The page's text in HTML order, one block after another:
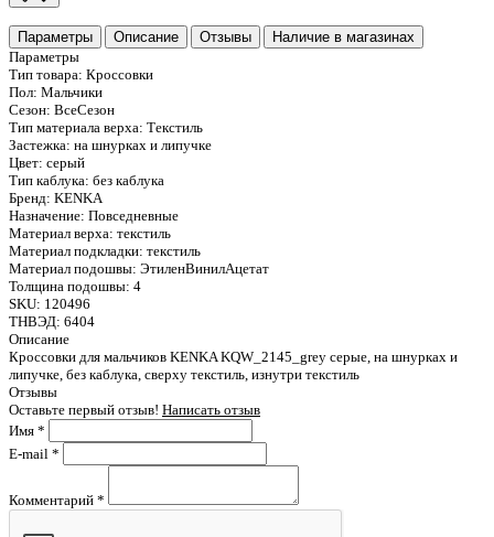
Параметры Описание Отзывы
Наличие в магазинах
Параметры
Тип товара: Кроссовки
Пол: Мальчики
Сезон: ВсеСезон
Тип материала верха: Текстиль
Застежка: на шнурках и липучке
Цвет: серый
Тип каблука: без каблука
Бренд: KENKA
Назначение: Повседневные
Материал верха: текстиль
Материал подкладки: текстиль
Материал подошвы: ЭтиленВинилАцетат
Толщина подошвы: 4
SKU: 120496
ТНВЭД: 6404
Описание
Кроссовки для мальчиков KENKA KQW_2145_grey серые, на шнурках и
липучке, без каблука, сверху текстиль, изнутри текстиль
Отзывы
Оставьте первый отзыв! Написать отзыв
Имя *
E-mail *
Комментарий *